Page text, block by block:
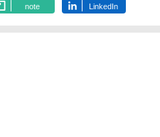
note LinkedIn